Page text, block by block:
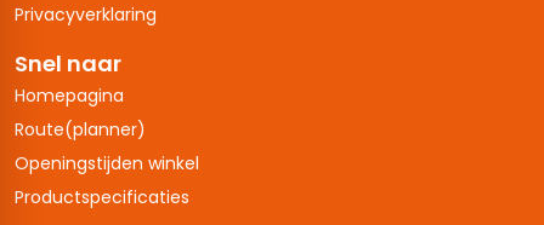
Privacyverklaring
Snel naar
Homepagina
Route(planner)
Openingstijden winkel
Productspecificaties